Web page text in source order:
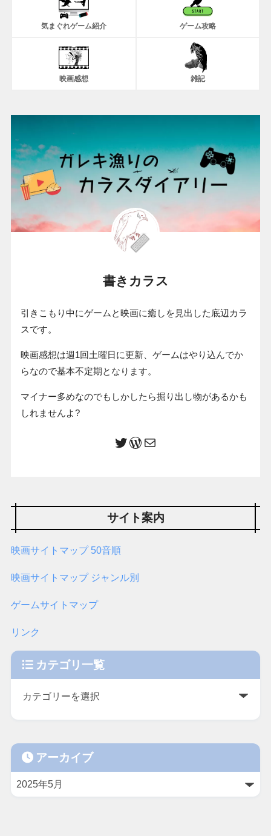
気まぐれゲーム紹介 ゲーム攻略
映画感想 雑記
書きカラス
引きこもり中にゲームと映画に癒しを見出した底辺カラ
スです。
映画感想は週1回土曜日に更新、ゲームはやり込んでか
らなので基本不定期となります。
マイナー多めなのでもしかしたら掘り出し物があるかも
しれませんよ?
サイト案内
映画サイトマップ 50音順
映画サイトマップ ジャンル別
ゲームサイトマップ
リンク
カテゴリ一覧
アーカイブ